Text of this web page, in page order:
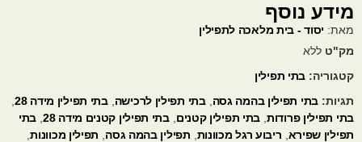
מידע נוסף
מאת: יסוד - בית מלאכה לתפילין
מק"ט ללא
קטגוריה: בתי תפילין
תגיות: בתי תפילין בהמה גסה ,בתי תפילין לרכישה ,בתי תפילין מידה 28
,
בתי תפילין פרודות, בתי תפילין קטנים ,בתי תפילין קטנים מידה 28 , בתי
תפילין שפירא ריבוע רגל מכוונות תפילין בהמה גסה תפילין מכוונות,